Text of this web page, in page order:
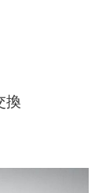
換